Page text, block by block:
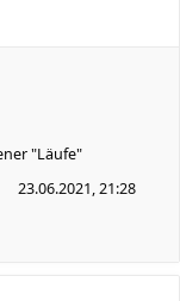
"Läufe"
23.06.2021, 21:28